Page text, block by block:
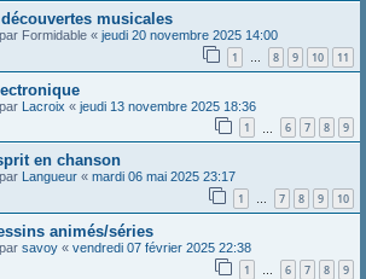
musicales
Formidable « jeudi 20 novembre 2025 14:00
1 … 8 9 10 11
Lacroix « jeudi 13 novembre 2025 18:36
1 6 7 8 9
en chanson
Langueur « mardi 06 mai 2025 23:17
1 … 7 8 9 10
animés/séries
savoy « vendredi 07 février 2025 22:38
1 … 6 7 8 9